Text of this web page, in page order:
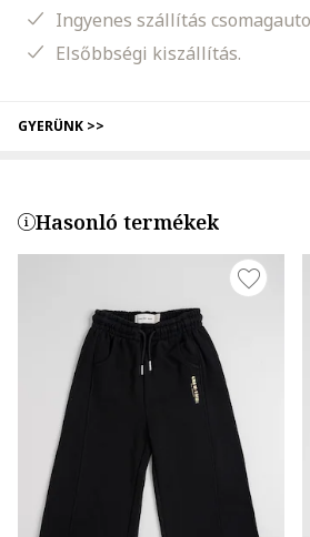
Ingyenes szállítás
Elsőbbségi kiszállítás.
GYERÜNK >>
Hasonló termékek